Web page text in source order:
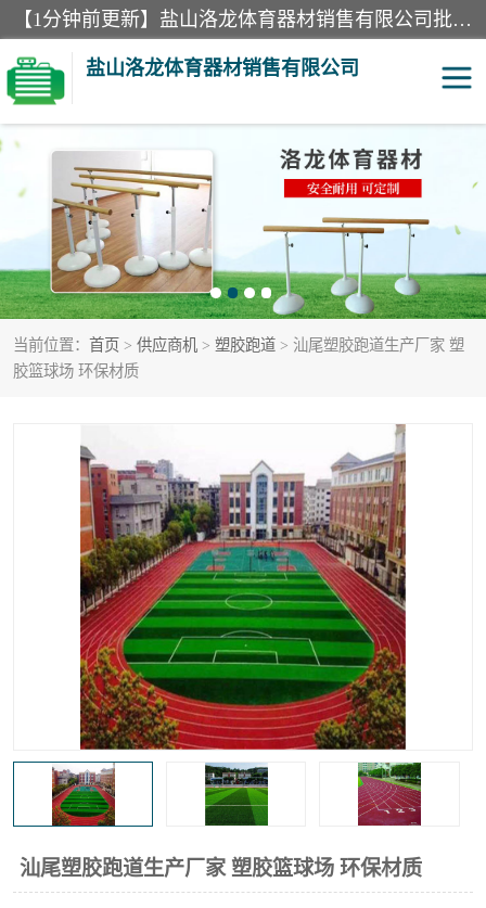
【1分钟前更新】盐山洛龙体育器材销售有限公司批量供应：300米障碍器材、400米障碍器材、部队训练器材、双杠、体操垫、舞蹈把杆等产品。盐山洛龙体育器材销售有限公司经过多年的发展，集研发，生产，销售，售后服务为一体. 奉行“质量，信誉，服务”的宗旨，以开拓创新的精神和真诚守信的态度积极进取。
盐山洛龙体育器材销售有限公司
当前位置： 首页 > 供应商机 > 塑胶跑道 > 汕尾塑胶跑道生产厂家 塑
胶篮球场 环保材质
汕尾塑胶跑道生产厂家 塑胶篮球场 环保材质
单双杠 舞蹈把杆
400米障碍器材 体操垫
300米障碍器材 攀爬架
塑胶跑道 400米障碍器材1